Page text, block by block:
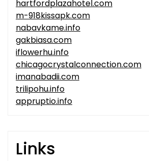
hartfordplazahotel.com
m-918kissapk.com
nabavkame.info
gakbiasa.com
iflowerhu.info
chicagocrystalconnection.com
imanabadii.com
trilipohu.info
appruptio.info
Links